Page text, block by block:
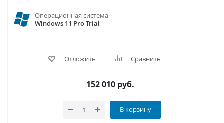
Операционная система
Windows 11 Pro Trial
Отложить Сравнить
152 010руб.
В корзину